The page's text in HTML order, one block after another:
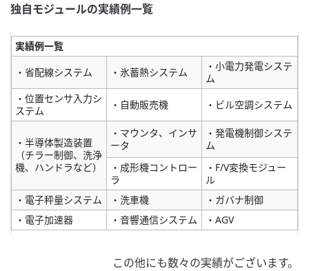
独自モジュールの実績例一覧
実績例一覧
・省配線システム
・氷蓄熱システム
・小電力発電システ
ム
・位置センサ入力シ
ステム
・自動販売機 ・ビル空調システム
・半導体製造装置
（チラー制御、洗浄
機、ハンドラなど）
・マウンタ、インサ
ータ
・発電機制御システ
ム
・成形機コントロー
ラ
・F/V変換モジュー
ル
・電子秤量システム
・洗車機
・ガバナ制御
・電子加速器
・音響通信システム ・AGV
この他にも数々の実績がございます。